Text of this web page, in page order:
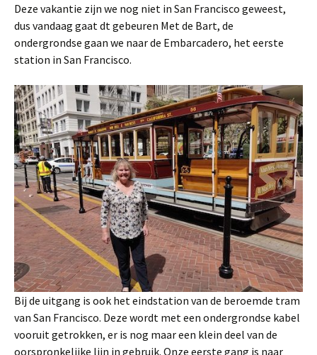
Deze vakantie zijn we nog niet in San Francisco geweest,
dus vandaag gaat dt gebeuren Met de Bart, de
ondergrondse gaan we naar de Embarcadero, het eerste
station in San Francisco.
Bij de uitgang is ook het eindstation van de beroemde tram
van San Francisco. Deze wordt met een ondergrondse kabel
vooruit getrokken, er is nog maar een klein deel van de
oorspronkelijke lijn in gebruik. Onze eerste gang is naar